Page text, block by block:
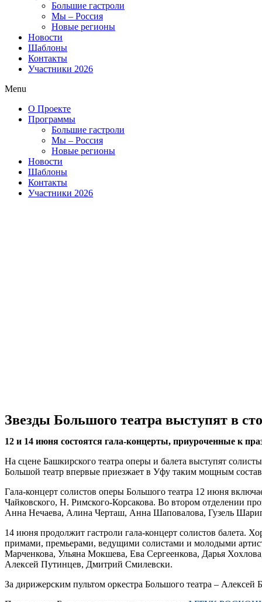
Большие гастроли
Мы – Россия
Новые регионы
Новости
Шаблоны
Контакты
Участники 2026
Menu
О Проекте
Программы
Большие гастроли
Мы – Россия
Новые регионы
Новости
Шаблоны
Контакты
Участники 2026
Звезды Большого театра выступят в
12 и 14 июня состоятся гала-концерты, приуроченные к
На сцене Башкирского театра оперы и балета выступят
Большой театр впервые приезжает в Уфу таким мощным
Гала-концерт солистов оперы Большого театра 12 июня
Чайковского, Н. Римского-Корсакова. Во втором отделении
Анна Нечаева, Алина Черташ, Анна Шаповалова, Гузель
14 июня продолжит гастроли гала-концерт солистов балета.
примами, премьерами, ведущими солистами и молодыми
Марченкова, Ульяна Мокшева, Ева Сергеенкова, Дарья
Алексей Путинцев, Дмитрий Смилевски.
За дирижерским пультом оркестра Большого театра – Алексей